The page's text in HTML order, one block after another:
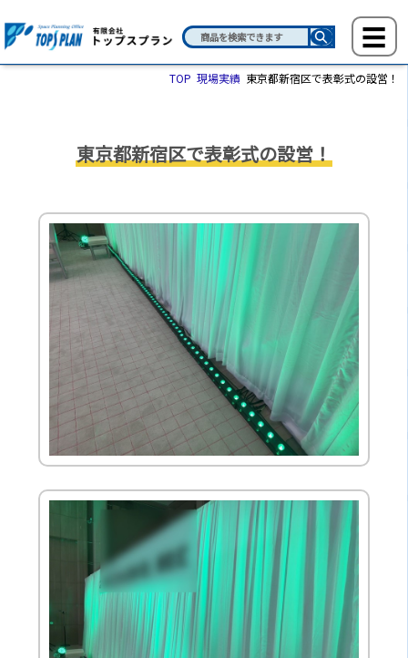
TOP 現場実績 東京都新宿区で表彰式の設営！
東京都新宿区で表彰式の設営！